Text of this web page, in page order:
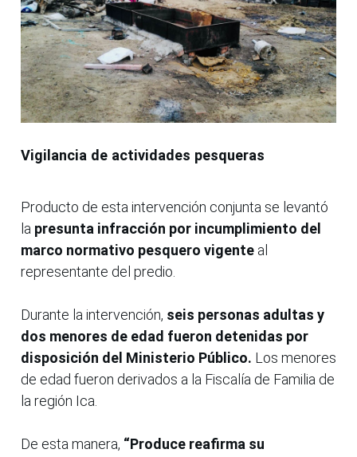
Vigilancia de actividades pesqueras
Producto de esta intervención conjunta se levantó
la presunta infracción por incumplimiento del
marco normativo pesquero vigente al
representante del predio.
Durante la intervención, seis personas adultas y
dos menores de edad fueron detenidas por
disposición del Ministerio Público. Los menores
de edad fueron derivados a la Fiscalía de Familia de
la región Ica.
De esta manera, “Produce reafirma su